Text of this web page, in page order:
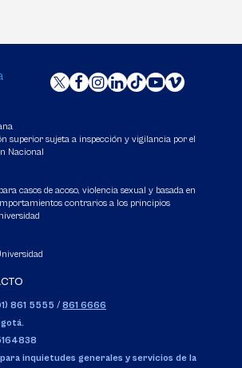
superior sujeta a inspección y vigilancia por el
Nacional
casos de acoso, violencia sexual y basada en
contrarios a los principios
861 5555 / 861 6666
inquietudes generales y servicios de la